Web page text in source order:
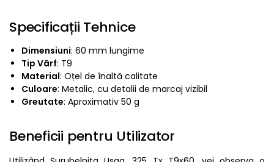
Specificații Tehnice
Dimensiuni: 60 mm lungime
Tip Vârf: T9
Material: Oțel de înaltă calitate
Culoare: Metalic, cu detalii de marcaj vizibil
Greutate: Aproximativ 50 g
Beneficii pentru Utilizator